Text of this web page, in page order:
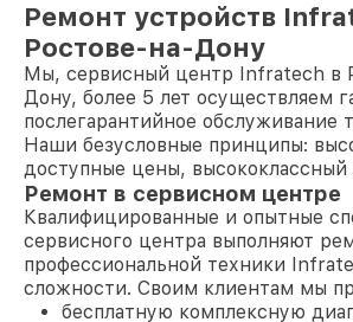
Ремонт устройств
Ростове-на-Дону
Мы, сервисный центр Infratech в
Дону, более 5 лет осуществляем
послегарантийное обслуживание
Наши безусловные принципы:
доступные цены, высококлассный
Ремонт в сервисном центре
Квалифицированные и опытные
сервисного центра выполняют
профессиональной техники
сложности. Своим клиентам мы
бесплатную комплексную